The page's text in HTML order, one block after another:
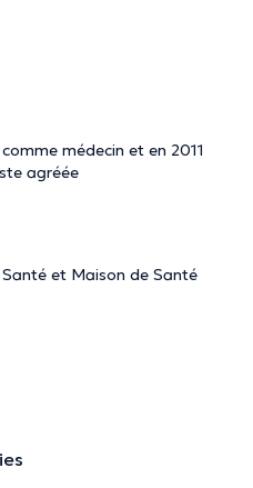
médecin et en 2011
agréée
et Maison de Santé